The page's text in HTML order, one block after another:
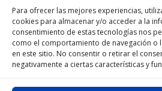
Para ofrecer las mejores experiencias,
cookies para almacenar y/o acceder a la
consentimiento de estas tecnologías nos
como el comportamiento de navegación o
en este sitio. No consentir o retirar el
negativamente a ciertas características y
MAQUINARÍA PRODUCTOS
MAQUINARÍA PARA
MAQUINARÍA PET FOOD
 (+34)961 363 856